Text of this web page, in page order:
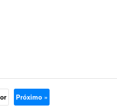
Próximo »